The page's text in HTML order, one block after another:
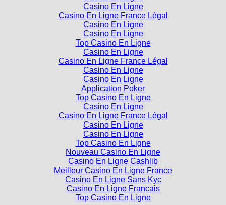
Casino En Ligne
Casino En Ligne France Légal
Casino En Ligne
Casino En Ligne
Top Casino En Ligne
Casino En Ligne
Casino En Ligne France Légal
Casino En Ligne
Casino En Ligne
Application Poker
Top Casino En Ligne
Casino En Ligne
Casino En Ligne France Légal
Casino En Ligne
Casino En Ligne
Top Casino En Ligne
Nouveau Casino En Ligne
Casino En Ligne Cashlib
Meilleur Casino En Ligne France
Casino En Ligne Sans Kyc
Casino En Ligne Francais
Top Casino En Ligne